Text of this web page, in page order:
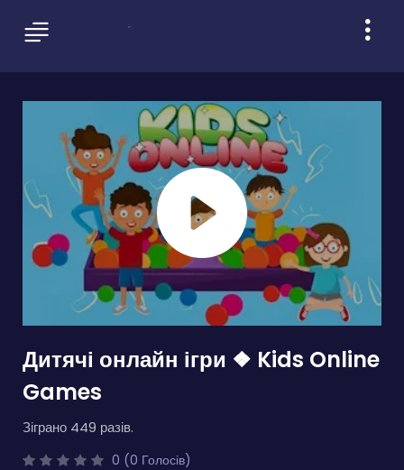
Дитячі онлайн ігри ❖ Kids Online
Games
Зіграно 449 разів.
0 (0 Голосів)